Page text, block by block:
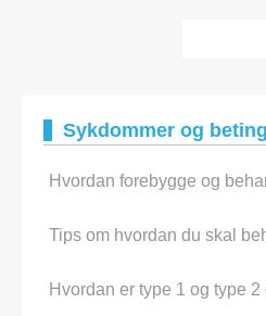
Sykdommer og
Hvordan forebygge og
Tips om hvordan du skal
Hvordan er type 1 og type